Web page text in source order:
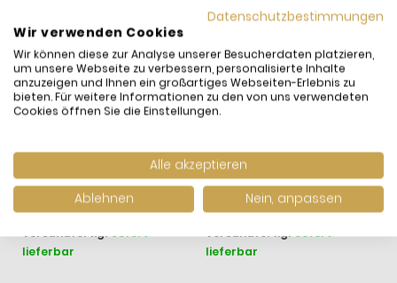
Dugena Herren-Uhr
Milano Weiß Automatik
Edelstahl-Armband
4461013
279,00 €
inkl. MwSt. undVersand
Versandfertig: Sofort
lieferbar
Dugena Herren-Uhr
Milano Blau Automatik
Edelstahl-Armband
4461090
279,00 €
inkl. MwSt. undVersand
Versandfertig: Sofort
lieferbar
Datenschutzbestimmungen
Wir verwenden Cookies
Wir können diese zur Analyse unserer Besucherdaten platzieren,
um unsere Webseite zu verbessern, personalisierte Inhalte
anzuzeigen und Ihnen ein großartiges Webseiten-Erlebnis zu
bieten. Für weitere Informationen zu den von uns verwendeten
Cookies öffnen Sie die Einstellungen.
Alle akzeptieren
Ablehnen
Nein, anpassen